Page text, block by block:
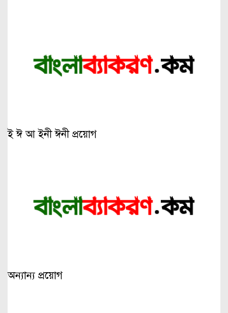
ই ঈ আ ইনী ঈনী প্রয়োগ
অন্যান্য প্রয়োগ